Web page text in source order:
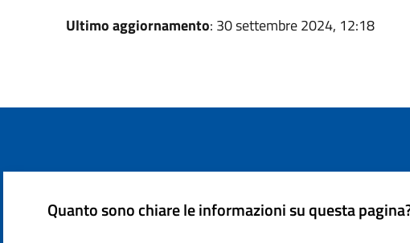
Ultimo aggiornamento: 30 settembre 2024, 12:18
Quanto sono chiare le informazioni su questa